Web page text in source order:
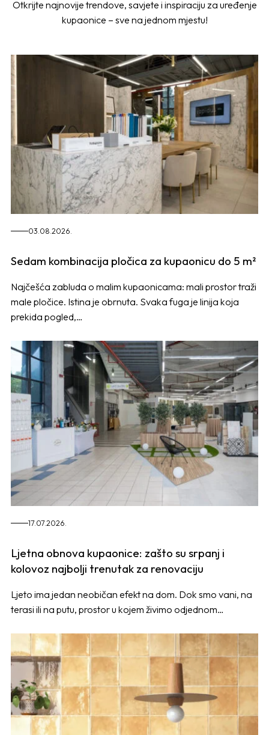
Otkrijte najnovije trendove, savjete i inspiraciju za uređenje
kupaonice – sve na jednom mjestu!
03.08.2026.
Sedam kombinacija pločica za kupaonicu do 5 m²
Najčešća zabluda o malim kupaonicama: mali prostor traži
male pločice. Istina je obrnuta. Svaka fuga je linija koja
prekida pogled,…
17.07.2026.
Ljetna obnova kupaonice: zašto su srpanj i
kolovoz najbolji trenutak za renovaciju
Ljeto ima jedan neobičan efekt na dom. Dok smo vani, na
terasi ili na putu, prostor u kojem živimo odjednom…